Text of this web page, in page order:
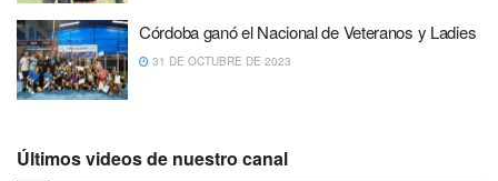
Córdoba ganó el Nacional de Veteranos y Ladies
31 DE OCTUBRE DE 2023
Últimos videos de nuestro canal